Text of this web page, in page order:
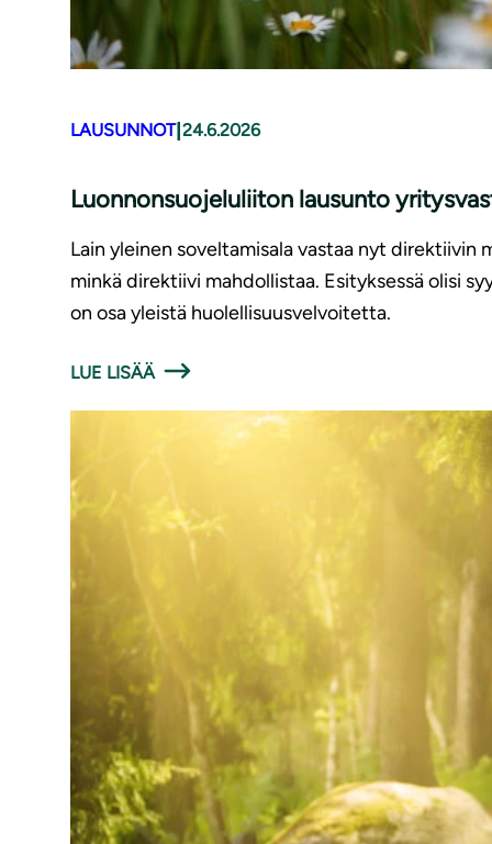
LAUSUNNOT|24.6.2026
Luonnonsuojeluliiton lausunto
Lain yleinen soveltamisala vastaa nyt direktiivin
minkä direktiivi mahdollistaa. Esityksessä olisi
on osa yleistä huolellisuusvelvoitetta.
LUE LISÄÄ